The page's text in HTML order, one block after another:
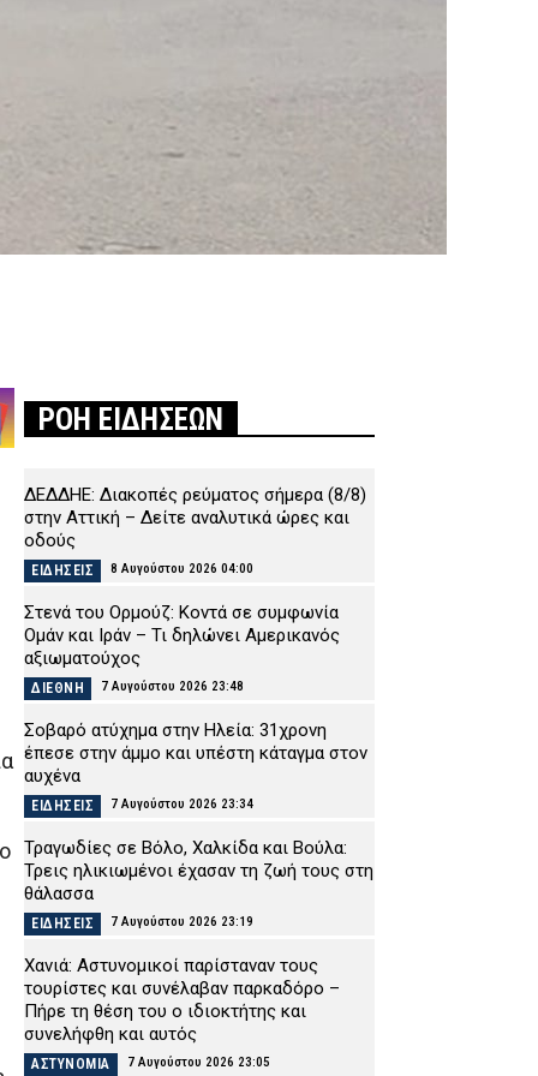
ΡΟΗ ΕΙΔΗΣΕΩΝ
ΔΕΔΔΗΕ: Διακοπές ρεύματος σήμερα (8/8)
στην Αττική – Δείτε αναλυτικά ώρες και
οδούς
ΕΙΔΗΣΕΙΣ 8 Αυγούστου 2026 04:00
Στενά του Ορμούζ: Κοντά σε συμφωνία
Ομάν και Ιράν – Τι δηλώνει Αμερικανός
αξιωματούχος
ΔΙΕΘΝΗ 7 Αυγούστου 2026 23:48
Σοβαρό ατύχημα στην Ηλεία: 31χρονη
έπεσε στην άμμο και υπέστη κάταγμα στον
αυχένα
ΕΙΔΗΣΕΙΣ 7 Αυγούστου 2026 23:34
Τραγωδίες σε Βόλο, Χαλκίδα και Βούλα:
Τρεις ηλικιωμένοι έχασαν τη ζωή τους στη
θάλασσα
ΕΙΔΗΣΕΙΣ 7 Αυγούστου 2026 23:19
Χανιά: Αστυνομικοί παρίσταναν τους
τουρίστες και συνέλαβαν παρκαδόρο –
Πήρε τη θέση του ο ιδιοκτήτης και
συνελήφθη και αυτός
ΑΣΤΥΝΟΜΙΑ 7 Αυγούστου 2026 23:05